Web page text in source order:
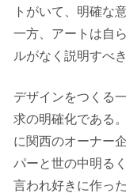
トがいて、明確な
一方、アートは自
ルがなく説明すべ
デザインをつくる
求の明確化である
に関西のオーナー
パーと世の中明る
言われ好きに作っ